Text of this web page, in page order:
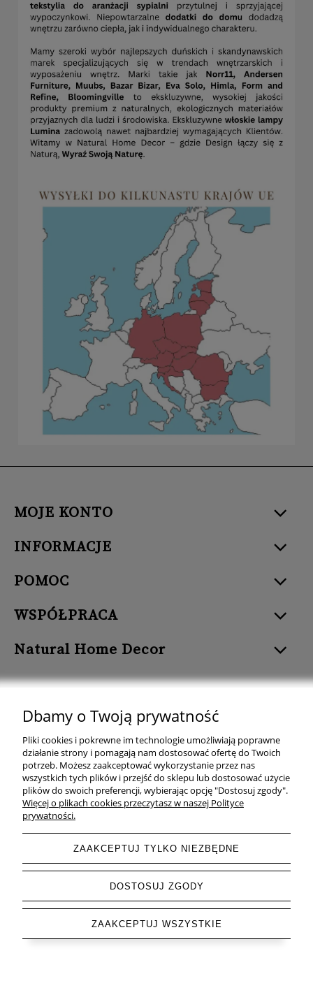
MOJE KONTO
INFORMACJE
POMOC
WSPÓŁPRACA
Natural Home Decor
Natural Home Decor | E-mail: sklep at naturalhomedecor.pl | Tel.:
507 707 299 | NIP: 7971800592 | REGON: 381429127
Copyright © 2026 - Naturalhomedecor.pl
Dbamy o Twoją prywatność
Pliki cookies i pokrewne im technologie umożliwiają poprawne
działanie strony i pomagają nam dostosować ofertę do Twoich
potrzeb. Możesz zaakceptować wykorzystanie przez nas
wszystkich tych plików i przejść do sklepu lub dostosować użycie
plików do swoich preferencji, wybierając opcję "Dostosuj zgody".
Więcej o plikach cookies przeczytasz w naszej Polityce
prywatności.
ZAAKCEPTUJ TYLKO NIEZBĘDNE
DOSTOSUJ ZGODY
ZAAKCEPTUJ WSZYSTKIE